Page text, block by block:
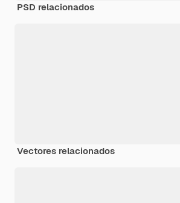
PSD relacionados
Vectores relacionados